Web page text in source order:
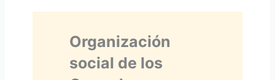
Organización
social de los